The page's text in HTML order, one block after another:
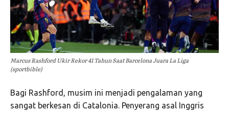
Marcus Rashford Ukir Rekor 41 Tahun Saat Barcelona Juara La Liga
(sportbible)
Bagi Rashford, musim ini menjadi pengalaman yang
sangat berkesan di Catalonia. Penyerang asal Inggris